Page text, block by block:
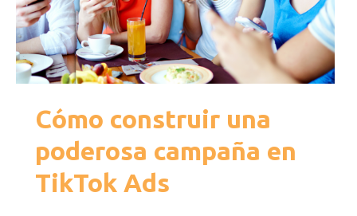
Cómo construir una
poderosa campaña en
TikTok Ads